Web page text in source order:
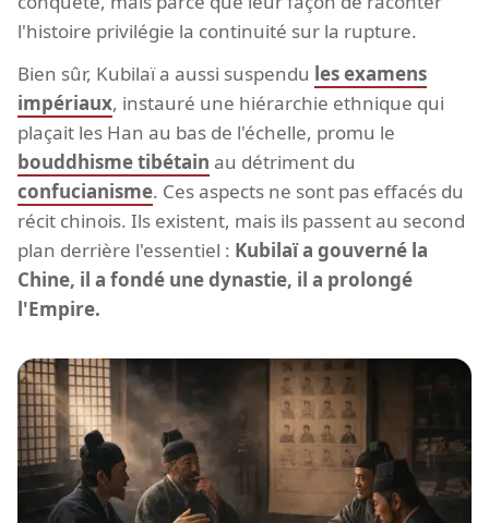
l'histoire privilégie la continuité sur la rupture.
Bien sûr, Kubilaï a aussi suspendu les examens
impériaux, instauré une hiérarchie ethnique qui
plaçait les Han au bas de l'échelle, promu le
bouddhisme tibétain au détriment du
confucianisme. Ces aspects ne sont pas effacés du
récit chinois. Ils existent, mais ils passent au second
plan derrière l'essentiel : Kubilaï a gouverné la
Chine, il a fondé une dynastie, il a prolongé
l'Empire.